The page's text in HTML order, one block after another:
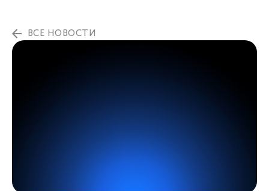
ВСЕ НОВОСТИ